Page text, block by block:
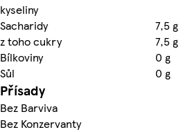
kyseliny
Sacharidy
7,5 g
z toho cukry
7,5 g
Bílkoviny
0 g
Sůl
0 g
Přísady
Bez Barviva
Bez Konzervanty